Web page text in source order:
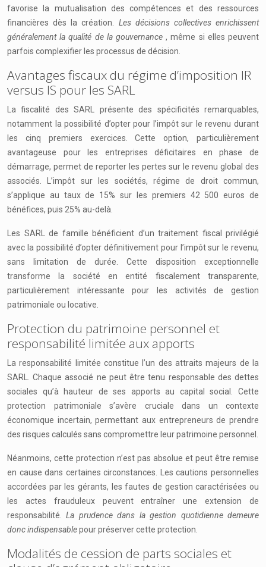
favorise la mutualisation des compétences et des ressources
financières dès la création. Les décisions collectives enrichissent
généralement la qualité de la gouvernance, même si elles peuvent
parfois complexifier les processus de décision.
Avantages fiscaux du régime d’imposition IR
versus IS pour les SARL
La fiscalité des SARL présente des spécificités remarquables,
notamment la possibilité d’opter pour l’impôt sur le revenu durant
les cinq premiers exercices. Cette option, particulièrement
avantageuse pour les entreprises déficitaires en phase de
démarrage, permet de reporter les pertes sur le revenu global des
associés. L’impôt sur les sociétés, régime de droit commun,
s’applique au taux de 15% sur les premiers 42 500 euros de
bénéfices, puis 25% au-delà.
Les SARL de famille bénéficient d’un traitement fiscal privilégié
avec la possibilité d’opter définitivement pour l’impôt sur le revenu,
sans limitation de durée. Cette disposition exceptionnelle
transforme la société en entité fiscalement transparente,
particulièrement intéressante pour les activités de gestion
patrimoniale ou locative.
Protection du patrimoine personnel et
responsabilité limitée aux apports
La responsabilité limitée constitue l’un des attraits majeurs de la
SARL. Chaque associé ne peut être tenu responsable des dettes
sociales qu’à hauteur de ses apports au capital social. Cette
protection patrimoniale s’avère cruciale dans un contexte
économique incertain, permettant aux entrepreneurs de prendre
des risques calculés sans compromettre leur patrimoine personnel.
Néanmoins, cette protection n’est pas absolue et peut être remise
en cause dans certaines circonstances. Les cautions personnelles
accordées par les gérants, les fautes de gestion caractérisées ou
les actes frauduleux peuvent entraîner une extension de
responsabilité.La prudence dans la gestion quotidienne demeure
donc indispensablepour préserver cette protection.
Modalités de cession de parts sociales et